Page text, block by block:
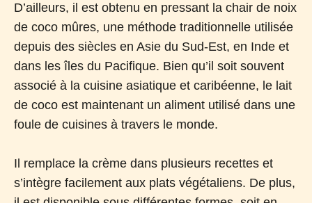
D’ailleurs, il est obtenu en pressant la chair de noix
de coco mûres, une méthode traditionnelle utilisée
depuis des siècles en Asie du Sud-Est, en Inde et
dans les îles du Pacifique. Bien qu’il soit souvent
associé à la cuisine asiatique et caribéenne, le lait
de coco est maintenant un aliment utilisé dans une
foule de cuisines à travers le monde.
Il remplace la crème dans plusieurs recettes et
s’intègre facilement aux plats végétaliens. De plus,